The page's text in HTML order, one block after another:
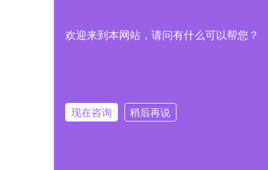
欢迎来到本网站，请问有什么可以帮您？
现在咨询 稍后再说